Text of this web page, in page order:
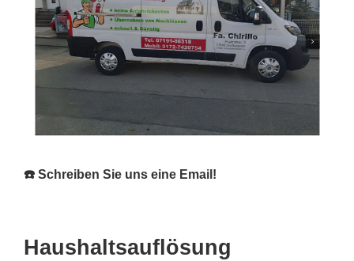
☎️ Schreiben Sie uns eine Email!
Haushaltsauflösung